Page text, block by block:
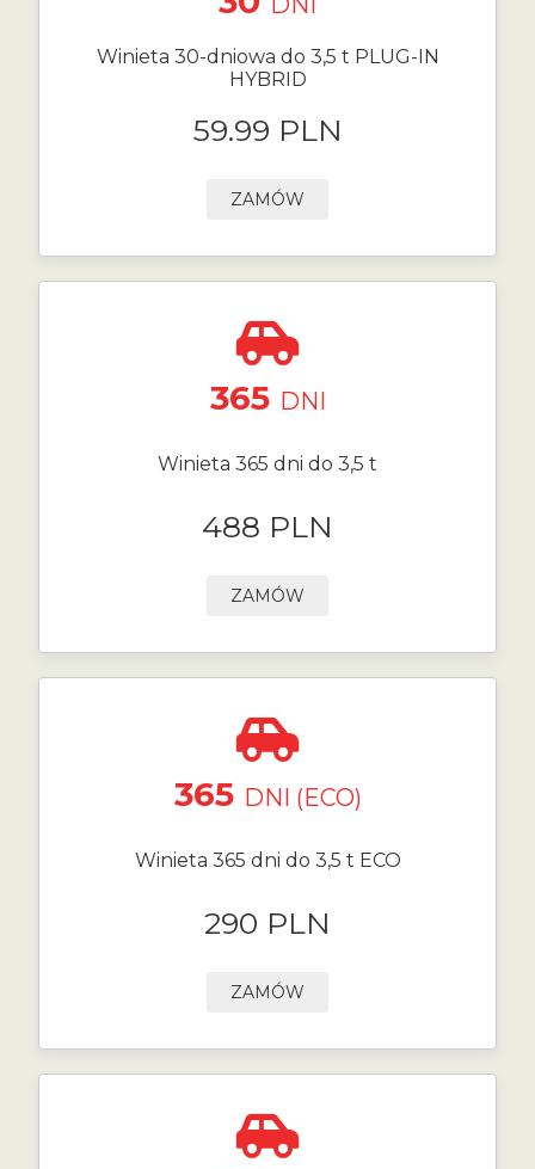
Winieta 30-dniowa do 3,5 t PLUG-IN
HYBRID
59.99 PLN
ZAMÓW
365 DNI
Winieta 365 dni do 3,5 t
488 PLN
ZAMÓW
365 DNI (ECO)
Winieta 365 dni do 3,5 t ECO
290 PLN
ZAMÓW